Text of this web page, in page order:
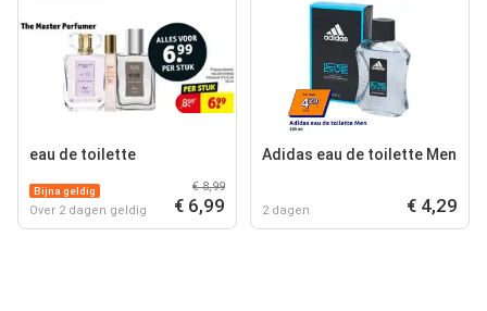
eau de toilette
Bijna geldig
Over 2 dagen geldig
€ 8,99
€ 6,99
Adidas eau de toilette Men
2 dagen € 4,29